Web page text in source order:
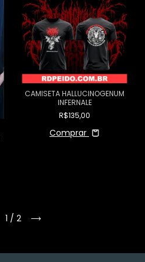
CAMISETA HALLUCINOGENUM
INFERNALE
R$135,00
Comprar
1 / 2